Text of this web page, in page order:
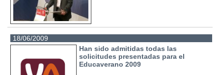
18/06/2009
Han sido admitidas todas las
solicitudes presentadas para el
Educaverano 2009